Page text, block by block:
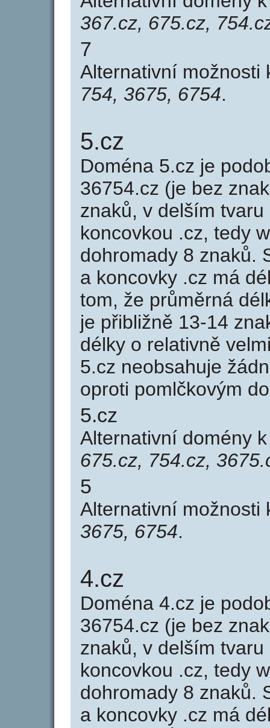
367.cz, 675.cz,
7
Alternativní možnosti
754, 3675, 6754.
5.cz
Doména 5.cz je
36754.cz (je bez
znaků, v delším
koncovkou .cz, tedy
dohromady 8 znaků.
a koncovky .cz má
tom, že průměrná
je přibližně 13-14
délky o relativně
5.cz neobsahuje
oproti pomlčkovým
5.cz
Alternativní domény
675.cz, 754.cz,
5
Alternativní možnosti
3675, 6754.
4.cz
Doména 4.cz je
36754.cz (je bez
znaků, v delším
koncovkou .cz, tedy
dohromady 8 znaků.
a koncovky .cz má